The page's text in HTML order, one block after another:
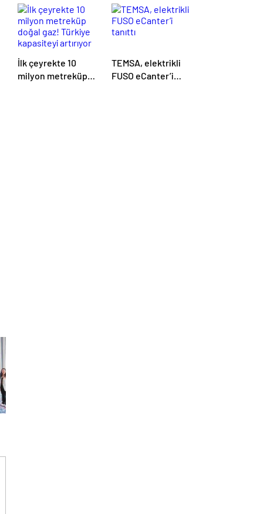
İlk çeyrekte 10
milyon metreküp
TEMSA, elektrikli
FUSO eCanter’i